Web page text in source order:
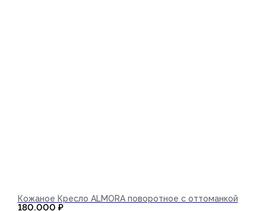
Кожаное Кресло ALMORA поворотное с оттоманкой
180.000 ₽